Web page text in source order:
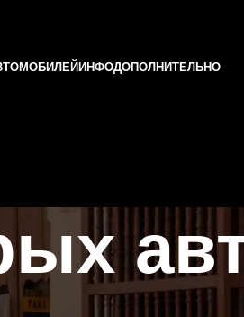
ИНФОДОПОЛНИТЕЛЬНО